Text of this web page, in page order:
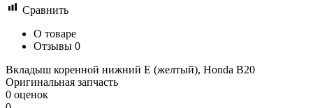
Сравнить
О товаре
Отзывы 0
Вкладыш коренной нижний E (желтый), Honda B20
Оригинальная запчасть
0 оценок